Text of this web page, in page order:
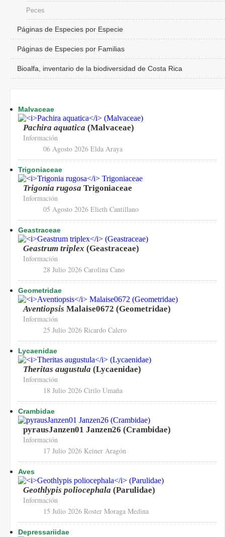
Peces
Páginas de Especies por Especie
Páginas de Especies por Familias
Bioalfa, inventario de la biodiversidad de Costa Rica
Malvaceae
Pachira aquatica (Malvaceae)
Información
06 Agosto 2026 Elda Araya
Trigoniaceae
Trigonia rugosa Trigoniaceae
Información
05 Agosto 2026 Elieth Cantillano
Geastraceae
Geastrum triplex (Geastraceae)
Información
28 Julio 2026 Carolina Cano
Geometridae
Aventiopsis Malaise0672 (Geometridae)
Información
25 Julio 2026 Ricardo Calero
Lycaenidae
Theritas augustula (Lycaenidae)
Información
18 Julio 2026 Cirilo Umaña
Crambidae
pyrausJanzen01 Janzen26 (Crambidae)
Información
17 Julio 2026 Keiner Aragón
Aves
Geothlypis poliocephala (Parulidae)
Información
15 Julio 2026 Roster Moraga Medina
Depressariidae